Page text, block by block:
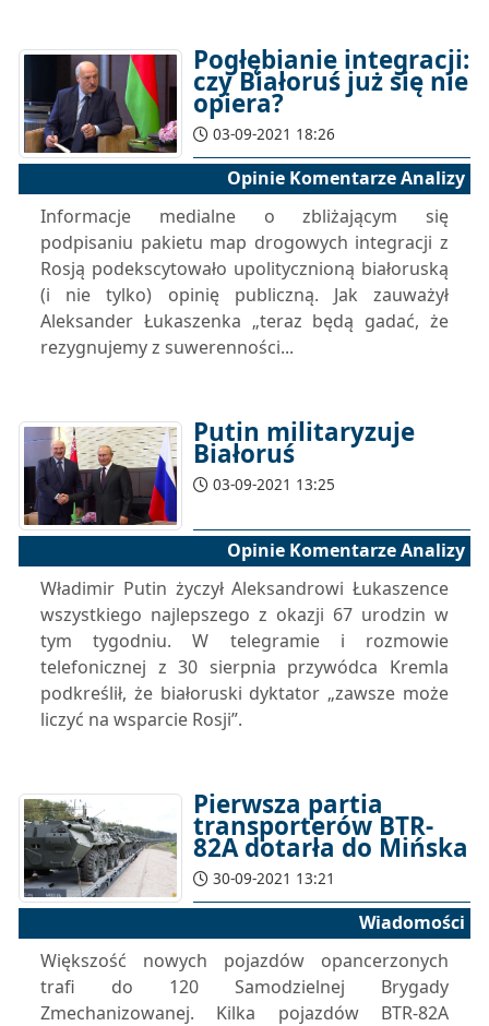
Pogłębianie integracji:
czy Białoruś już się nie
opiera?
03-09-2021 18:26
Opinie Komentarze Analizy
Informacje medialne o zbliżającym się
podpisaniu pakietu map drogowych integracji z
Rosją podekscytowało upolitycznioną białoruską
(i nie tylko) opinię publiczną. Jak zauważył
Aleksander Łukaszenka „teraz będą gadać, że
rezygnujemy z suwerenności...
Putin militaryzuje
Białoruś
03-09-2021 13:25
Opinie Komentarze Analizy
Władimir Putin życzył Aleksandrowi Łukaszence
wszystkiego najlepszego z okazji 67 urodzin w
tym tygodniu. W telegramie i rozmowie
telefonicznej z 30 sierpnia przywódca Kremla
podkreślił, że białoruski dyktator „zawsze może
liczyć na wsparcie Rosji”.
Pierwsza partia
transporterów BTR-
82A dotarła do Mińska
30-09-2021 13:21
Wiadomości
Większość nowych pojazdów opancerzonych
trafi do 120 Samodzielnej Brygady
Zmechanizowanej. Kilka pojazdów BTR-82A